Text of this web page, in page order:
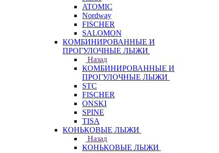
ATOMIC
Nordway
FISCHER
SALOMON
КОМБИНИРОВАННЫЕ И
ПРОГУЛОЧНЫЕ ЛЫЖИ
Назад
КОМБИНИРОВАННЫЕ И
ПРОГУЛОЧНЫЕ ЛЫЖИ
STC
FISCHER
ONSKI
SPINE
TISA
КОНЬКОВЫЕ ЛЫЖИ
Назад
КОНЬКОВЫЕ ЛЫЖИ